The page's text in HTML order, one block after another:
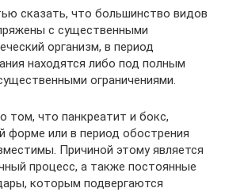
сказать, что большинство видов
с существенными
организм, в период
находятся либо под полным
ограничениями.
том, что панкреатит и бокс,
форме или в период обострения
Причиной этому является
процесс, а также постоянные
которым подвергаются